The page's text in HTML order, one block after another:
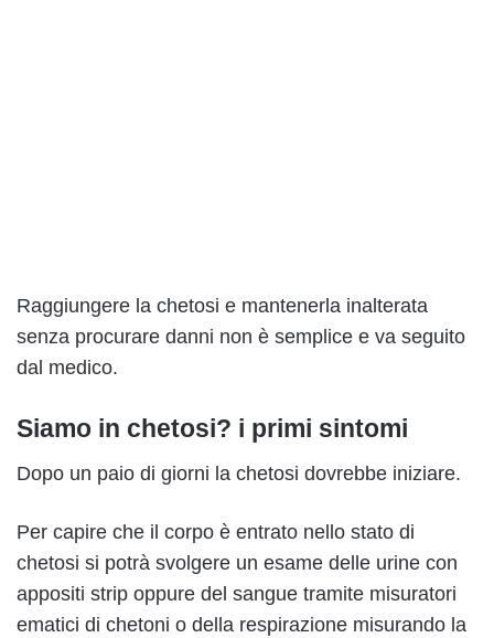
Raggiungere la chetosi e mantenerla inalterata
senza procurare danni non è semplice e va seguito
dal medico.
Siamo in chetosi? i primi sintomi
Dopo un paio di giorni la chetosi dovrebbe iniziare.
Per capire che il corpo è entrato nello stato di
chetosi si potrà svolgere un esame delle urine con
appositi strip oppure del sangue tramite misuratori
ematici di chetoni o della respirazione misurando la